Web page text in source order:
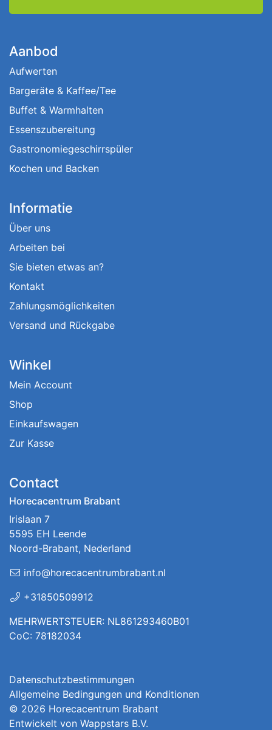
Aanbod
Aufwerten
Bargeräte & Kaffee/Tee
Buffet & Warmhalten
Essenszubereitung
Gastronomiegeschirrspüler
Kochen und Backen
Informatie
Über uns
Arbeiten bei
Sie bieten etwas an?
Kontakt
Zahlungsmöglichkeiten
Versand und Rückgabe
Winkel
Mein Account
Shop
Einkaufswagen
Zur Kasse
Contact
Horecacentrum Brabant
Irislaan 7
5595 EH Leende
Noord-Brabant, Nederland
info@horecacentrumbrabant.nl
+31850509912
MEHRWERTSTEUER: NL861293460B01
CoC: 78182034
Datenschutzbestimmungen
Allgemeine Bedingungen und Konditionen
© 2026 Horecacentrum Brabant
Entwickelt von Wappstars B.V.